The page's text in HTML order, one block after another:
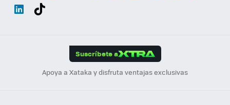
Suscríbete a
Apoya a Xataka y disfruta ventajas exclusivas